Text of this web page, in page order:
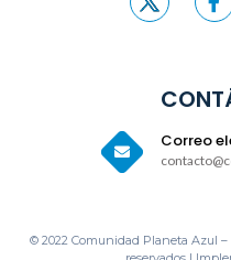
Correo
© 2022 Comunidad Planeta Azul –